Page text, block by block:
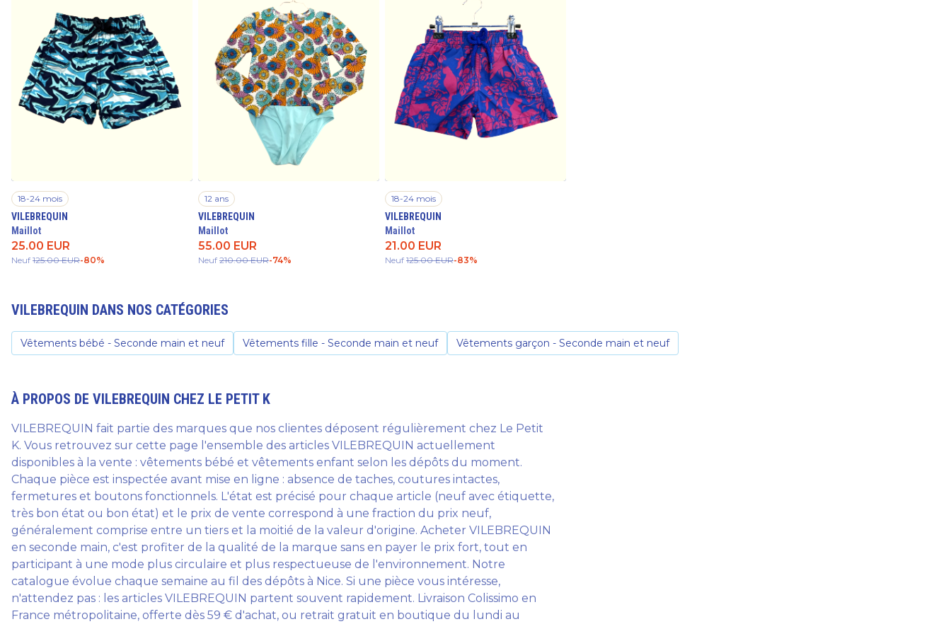
18-24 mois
VILEBREQUIN
Maillot
25.00 EUR
Neuf 125.00 EUR-80%
12 ans
VILEBREQUIN
Maillot
55.00 EUR
Neuf 210.00 EUR-74%
18-24 mois
VILEBREQUIN
Maillot
21.00 EUR
Neuf 125.00 EUR-83%
VILEBREQUIN DANS NOS CATÉGORIES
Vêtements bébé - Seconde main et neuf Vêtements fille - Seconde main et neuf Vêtements garçon - Seconde main et neuf
À PROPOS DE VILEBREQUIN CHEZ LE PETIT K
VILEBREQUIN fait partie des marques que nos clientes déposent régulièrement chez Le Petit
K. Vous retrouvez sur cette page l'ensemble des articles VILEBREQUIN actuellement
disponibles à la vente : vêtements bébé et vêtements enfant selon les dépôts du moment.
Chaque pièce est inspectée avant mise en ligne : absence de taches, coutures intactes,
fermetures et boutons fonctionnels. L'état est précisé pour chaque article (neuf avec étiquette,
très bon état ou bon état) et le prix de vente correspond à une fraction du prix neuf,
généralement comprise entre un tiers et la moitié de la valeur d'origine. Acheter VILEBREQUIN
en seconde main, c'est profiter de la qualité de la marque sans en payer le prix fort, tout en
participant à une mode plus circulaire et plus respectueuse de l'environnement. Notre
catalogue évolue chaque semaine au fil des dépôts à Nice. Si une pièce vous intéresse,
n'attendez pas : les articles VILEBREQUIN partent souvent rapidement. Livraison Colissimo en
France métropolitaine, offerte dès 59 € d'achat, ou retrait gratuit en boutique du lundi au